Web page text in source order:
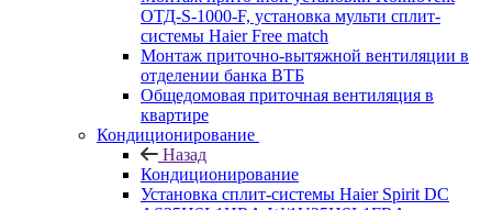
ОТД-S-1000-F, установка мульти сплит-
системы Haier Free match
Монтаж приточно-вытяжной вентиляции в
отделении банка ВТБ
Общедомовая приточная вентиляция в
квартире
Кондиционирование
Назад
Кондиционирование
Установка сплит-системы Haier Spirit DC